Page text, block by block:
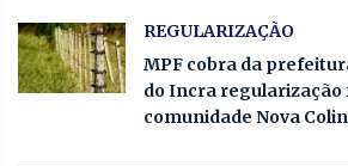
REGULARIZAÇÃO
MPF cobra da
do Incra regularização
comunidade Nova